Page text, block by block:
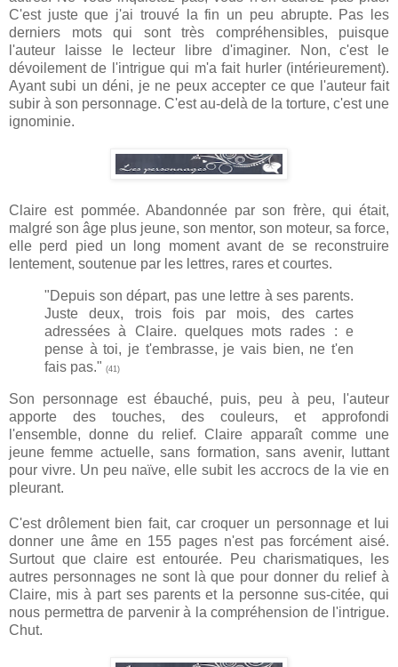
C'est juste que j'ai trouvé la fin un peu abrupte. Pas les
derniers mots qui sont très compréhensibles, puisque
l'auteur laisse le lecteur libre d'imaginer. Non, c'est le
dévoilement de l'intrigue qui m'a fait hurler (intérieurement).
Ayant subi un déni, je ne peux accepter ce que l'auteur fait
subir à son personnage. C'est au-delà de la torture, c'est une
ignominie.
Claire est pommée. Abandonnée par son frère, qui était,
malgré son âge plus jeune, son mentor, son moteur, sa force,
elle perd pied un long moment avant de se reconstruire
lentement, soutenue par les lettres, rares et courtes.
"Depuis son départ, pas une lettre à ses parents.
Juste deux, trois fois par mois, des cartes
adressées à Claire. quelques mots rades : e
pense à toi, je t'embrasse, je vais bien, ne t'en
fais pas." (41)
Son personnage est ébauché, puis, peu à peu, l'auteur
apporte des touches, des couleurs, et approfondi
l'ensemble, donne du relief. Claire apparaît comme une
jeune femme actuelle, sans formation, sans avenir, luttant
pour vivre. Un peu naïve, elle subit les accrocs de la vie en
pleurant.
C'est drôlement bien fait, car croquer un personnage et lui
donner une âme en 155 pages n'est pas forcément aisé.
Surtout que claire est entourée. Peu charismatiques, les
autres personnages ne sont là que pour donner du relief à
Claire, mis à part ses parents et la personne sus-citée, qui
nous permettra de parvenir à la compréhension de l'intrigue.
Chut.